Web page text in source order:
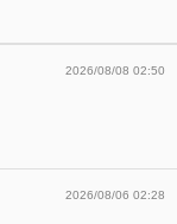
2026/08/08 02:50
2026/08/06 02:28